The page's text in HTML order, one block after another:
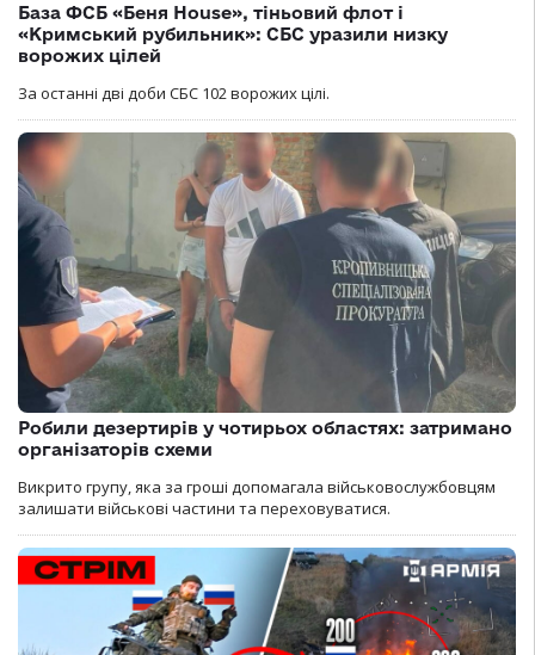
База ФСБ «Беня House», тіньовий флот і
«Кримський рубильник»: СБС уразили низку
ворожих цілей
За останні дві доби СБС 102 ворожих цілі.
Робили дезертирів у чотирьох областях: затримано
організаторів схеми
Викрито групу, яка за гроші допомагала військовослужбовцям
залишати військові частини та переховуватися.